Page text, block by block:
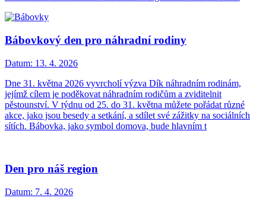
Bábovkový den pro náhradní rodiny
Datum: 13. 4. 2026
Dne 31. května 2026 vyvrcholí výzva Dík náhradním rodinám,
jejímž cílem je poděkovat náhradním rodičům a zviditelnit
pěstounství. V týdnu od 25. do 31. května můžete pořádat různé
akce, jako jsou besedy a setkání, a sdílet své zážitky na sociálních
sítích. Bábovka, jako symbol domova, bude hlavním t
Den pro náš region
Datum: 7. 4. 2026